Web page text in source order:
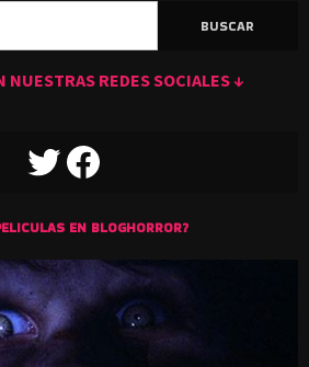
NUESTRAS REDES SOCIALES ↓
TWITTERFACEBOOK
EN BLOGHORROR?